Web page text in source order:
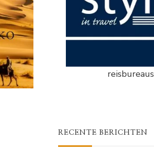
reisbureaus
RECENTE BERICHTEN